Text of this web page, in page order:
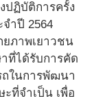
ปฏิบัติการครั้ง
จำปี 2564
ยภาพเยาวชน
ที่ได้รับการคัด
ถในการพัฒนา
ที่จำเป็น เพื่อ